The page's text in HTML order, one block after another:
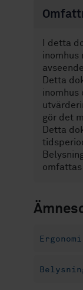
I detta
inomhus
Detta
inomhus
gör det
Detta
omfattas